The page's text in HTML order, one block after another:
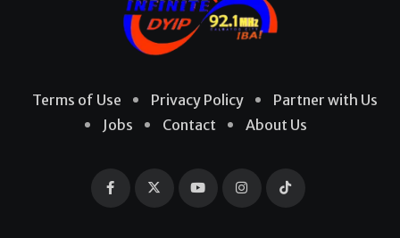
Terms of Use Privacy Policy
Partner with Us
Jobs
Contact About Us